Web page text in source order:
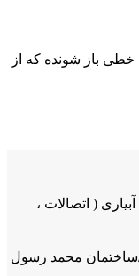
باز شونده که از
( اتصالات ،
خیابان ارغوانیه/روبه روی کوچه ۱۵/ساختمان محمد رسول